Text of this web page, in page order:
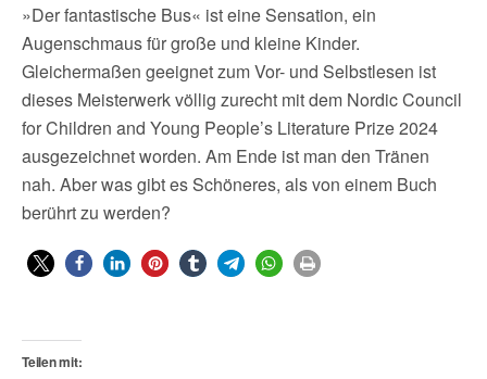
»Der fantastische Bus« ist eine Sensation, ein
Augenschmaus für große und kleine Kinder.
Gleichermaßen geeignet zum Vor- und Selbstlesen ist
dieses Meisterwerk völlig zurecht mit dem Nordic Council
for Children and Young People’s Literature Prize 2024
ausgezeichnet worden. Am Ende ist man den Tränen
nah. Aber was gibt es Schöneres, als von einem Buch
berührt zu werden?
Teilen mit: